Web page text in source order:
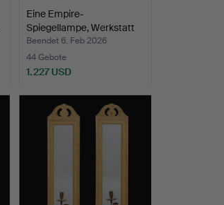
Eine Empire-
Spiegellampe, Werkstatt
von Jo…
Beendet 6. Feb 2026
44 Gebote
1.227 USD